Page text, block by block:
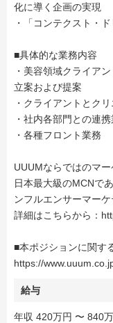
化に導く企画の実現
・「コンテクスト・
■具体的な業務内容
・美容領域クライア
立案および提案
・クライアントとク
・社内各部門との連
・各種フロント業務
UUUMならではのマ
日本最大級のMCNで
ンフルエンサーマー
詳細はこちらから：
■本ポジションに関す
https://
給与
年収 420万円 〜 840